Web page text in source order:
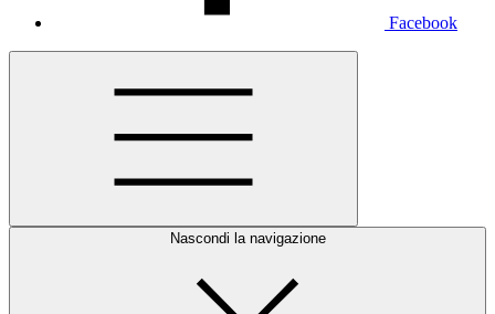
Facebook
Nascondi la navigazione